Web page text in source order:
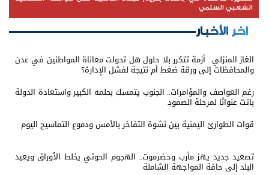
الشعبي السلمي
اخر الأخبار
الغاز المنزلي.. أزمة تتكرر بلا حلول هل تحولت معاناة المواطنين في عدن
والمحافظات إلى ورقة ضغط أم نتيجة لفشل الإدارة؟
رغم العواصف والمؤامرات.. الجنوب يتمسك بحلمه الكبير واستعادة الدولة
باتت عنوانًا لمرحلة الصمود
قوات الطوارئ اليمنية بين نشوة التفاخر بالأمس ودموع التماسيح اليوم
تصعيد جديد يهز مأرب وحضرموت.. الهجوم الحوثي يخلط الأوراق ويعيد
البلد إلى حافة المواجهة الشاملة